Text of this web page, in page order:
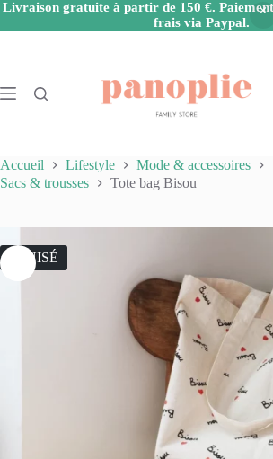
Livraison gratuite à partir de 150 €.
frais via Paypal.
Accueil Lifestyle
Mode & accessoires
Sacs & trousses
Tote bag Bisou
ÉPUISÉ